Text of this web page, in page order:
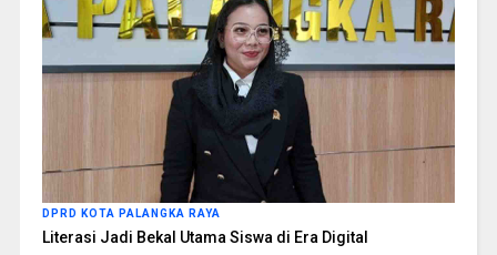
DPRD KOTA PALANGKA RAYA
Literasi Jadi Bekal Utama Siswa di Era Digital